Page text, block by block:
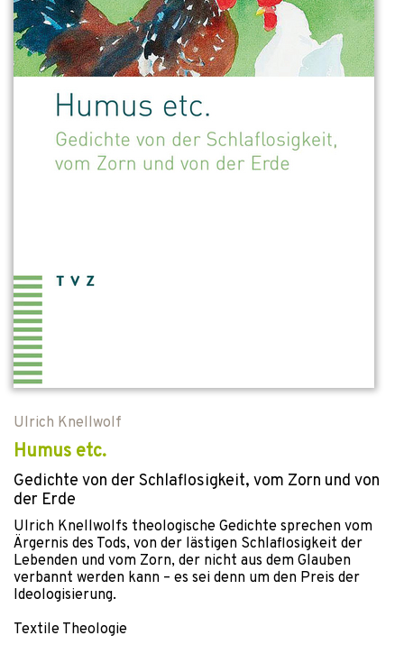
Ulrich Knellwolf
Humus etc.
Gedichte von der Schlaflosigkeit, vom Zorn und von
der Erde
Ulrich Knellwolfs theologische Gedichte sprechen vom
Ärgernis des Tods, von der lästigen Schlaflosigkeit der
Lebenden und vom Zorn, der nicht aus dem Glauben
verbannt werden kann – es sei denn um den Preis der
Ideologisierung.
Textile Theologie